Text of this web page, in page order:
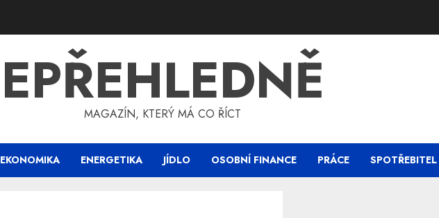
EPŘEHLEDNĚ
MAGAZÍN, KTERÝ MÁ CO ŘÍCT
EKONOMIKA ENERGETIKA JÍDLO OSOBNÍ FINANCE PRÁCE SPOTŘEBITEL